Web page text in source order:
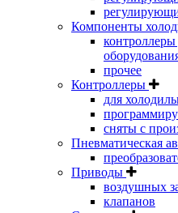
Компоненты
прочее
Контроллеры
для
сняты с
Пневматическая
Приводы
воздушных
клапанов